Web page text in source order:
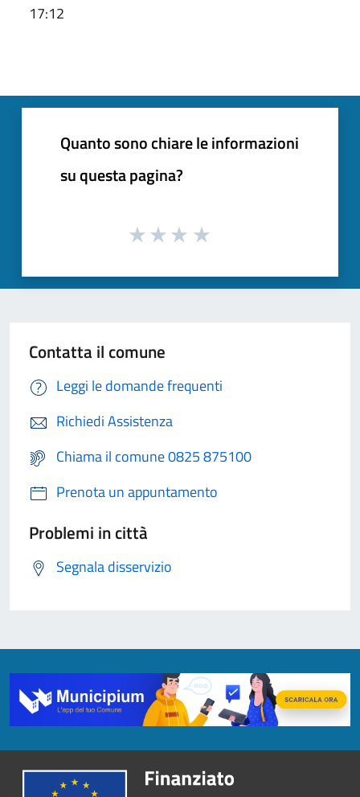
17:12
Quanto sono chiare le informazioni
su questa pagina?
Contatta il comune
Leggi le domande frequenti
Richiedi Assistenza
Chiama il comune 0825 875100
Prenota un appuntamento
Problemi in città
Segnala disservizio